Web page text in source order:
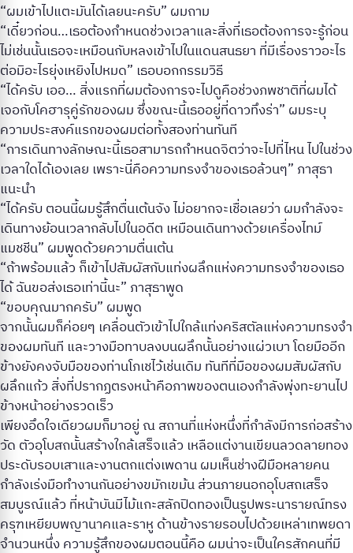
“ผมเข้าไปแตะมันได้เลยนะครับ” ผมถาม
“เดี๋ยวก่อน…เธอต้องกำหนดช่วงเวลาและสิ่งที่เธอต้องการจะรู้ก่อน
ไม่เช่นนั้นเธอจะเหมือนกับหลงเข้าไปในแดนสนธยา ที่มีเรื่องราวอะไร
ต่อมิอะไรยุ่งเหยิงไปหมด” เธอบอกกรรมวิธี
“ได้ครับ เออ… สิ่งแรกที่ผมต้องการจะไปดูคือช่วงภพชาติที่ผมได้
เจอกับโคฮารุคู่รักของผม ซึ่งขณะนี้เธออยู่ที่ดาวทึงร่า” ผมระบุ
ความประสงค์แรกของผมต่อทั้งสองท่านทันที
“การเดินทางลักษณะนี้เธอสามารถกำหนดจิตว่าจะไปที่ไหน ไปในช่วง
เวลาใดได้เองเลย เพราะนี่คือความทรงจำของเธอล้วนๆ” ภาสุธา
แนะนำ
“ได้ครับ ตอนนี้ผมรู้สึกตื่นเต้นจัง ไม่อยากจะเชื่อเลยว่า ผมกำลังจะ
เดินทางย้อนเวลากลับไปในอดีต เหมือนเดินทางด้วยเครื่องไทม์
แมชชีน” ผมพูดด้วยความตื่นเต้น
“ถ้าพร้อมแล้ว ก็เข้าไปสัมผัสกับแท่งผลึกแห่งความทรงจำของเธอ
ได้ ฉันขอส่งเธอเท่านี้นะ” ภาสุธาพูด
“ขอบคุณมากครับ” ผมพูด
จากนั้นผมก็ค่อยๆ เคลื่อนตัวเข้าไปใกล้แท่งคริสตัลแห่งความทรงจำ
ของผมทันที และวางมือทาบลงบนผลึกนั้นอย่างแผ่วเบา โดยมืออีก
ข้างยังคงจับมือของท่านโภเชไว้เช่นเดิม ทันทีที่มือของผมสัมผัสกับ
ผลึกแก้ว สิ่งที่ปรากฏตรงหน้าคือภาพของตนเองกำลังพุ่งทะยานไป
ข้างหน้าอย่างรวดเร็ว
เพียงอึดใจเดียวผมก็มาอยู่ ณ สถานที่แห่งหนึ่งที่กำลังมีการก่อสร้าง
วัด ตัวอุโบสถนั้นสร้างใกล้เสร็จแล้ว เหลือแต่งานเขียนลวดลายทอง
ประดับรอบเสาและงานตกแต่งเพดาน ผมเห็นช่างฝีมือหลายคน
กำลังเร่งมือทำงานกันอย่างขมักเขม้น ส่วนภายนอกอุโบสถเสร็จ
สมบูรณ์แล้ว ที่หน้าบันมีไม้แกะสลักปิดทองเป็นรูปพระนารายณ์ทรง
ครุฑเหยียบพญานาคและราหู ด้านข้างรายรอบไปด้วยเหล่าเทพยดา
จำนวนหนึ่ง ความรู้สึกของผมตอนนี้คือ ผมน่าจะเป็นใครสักคนที่มี